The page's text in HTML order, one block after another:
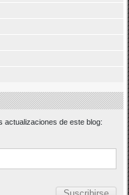
actualizaciones de este blog: